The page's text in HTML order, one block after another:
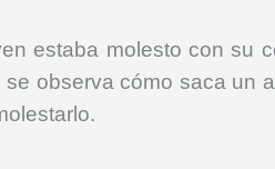
estaba molesto con su
observa cómo saca un